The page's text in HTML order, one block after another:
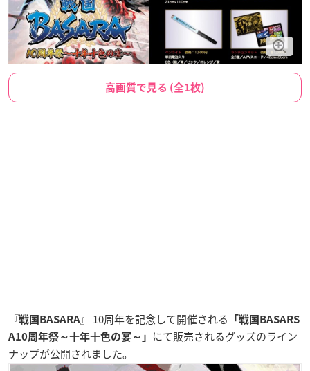
高画質で見る (全1枚)
『戦国BASARA』 10周年を記念して開催される
「戦国BASARS
A10周年祭～十年十色の宴～」
にて販売されるグッズのライン
ナップが公開されました。